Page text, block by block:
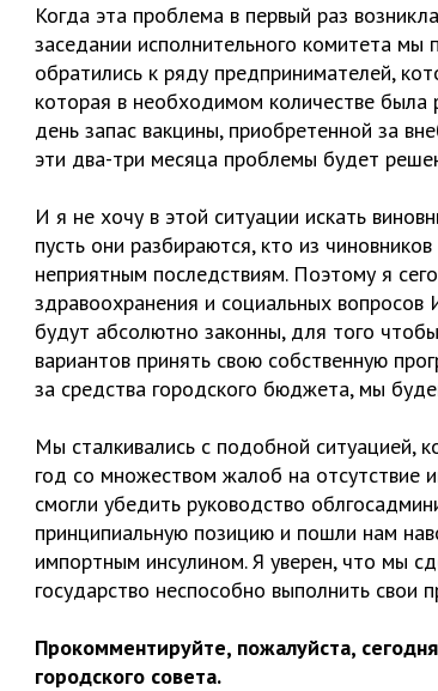
Когда эта проблема в первый раз
заседании исполнительного комитета
обратились к ряду предпринимателей,
которая в необходимом количестве
день запас вакцины, приобретенной за
эти два-три месяца проблемы будет
И я не хочу в этой ситуации искать
пусть они разбираются, кто из
неприятным последствиям. Поэтому я
здравоохранения и социальных
будут абсолютно законны, для того
вариантов принять свою собственную
за средства городского бюджета, мы
Мы сталкивались с подобной ситуацией,
год со множеством жалоб на
смогли убедить руководство
принципиальную позицию и пошли нам
импортным инсулином. Я уверен, что мы
государство неспособно выполнить свои
Прокомментируйте, пожалуйста,
городского совета.